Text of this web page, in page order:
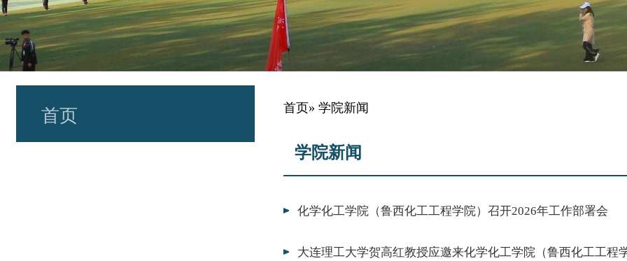
首页 首页» 学院新闻
学院新闻
化学化工学院（鲁西化工工程学院）召开2026年工作部署会
大连理工大学贺高红教授应邀来化学化工学院（鲁西化工工程